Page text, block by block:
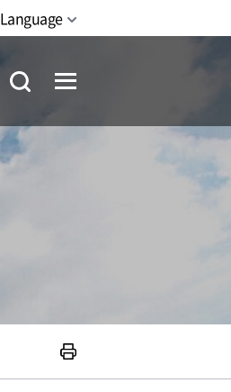
Language